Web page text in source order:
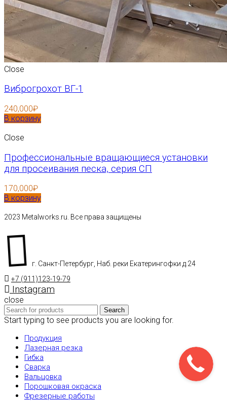
Close
Виброгрохот ВГ-1
240,000₽
В корзину
Close
Профессиональные вращающиеся установки
для просеивания песка, серия СП
170,000₽
В корзину
2023 Metalworks.ru. Все права защищены
г. Санкт-Петербург, Наб. реки Екатерингофки д.24
+7 (911)123-19-79
Instagram
close
Search
Start typing to see products you are looking for.
Продукция
Лазерная резка
Гибка
Сварка
Вальцовка
Порошковая окраска
Фрезерные работы